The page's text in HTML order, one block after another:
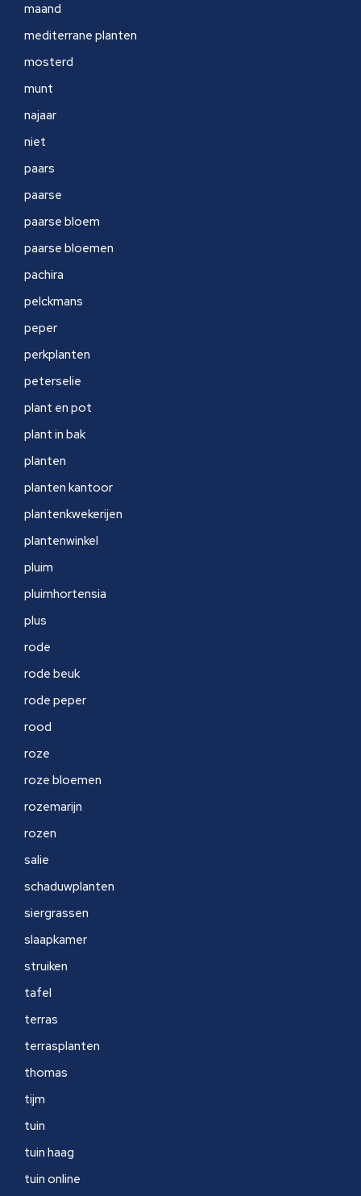
maand
mediterrane planten
mosterd
munt
najaar
niet
paars
paarse
paarse bloem
paarse bloemen
pachira
pelckmans
peper
perkplanten
peterselie
plant en pot
plant in bak
planten
planten kantoor
plantenkwekerijen
plantenwinkel
pluim
pluimhortensia
plus
rode
rode beuk
rode peper
rood
roze
roze bloemen
rozemarijn
rozen
salie
schaduwplanten
siergrassen
slaapkamer
struiken
tafel
terras
terrasplanten
thomas
tijm
tuin
tuin haag
tuin online